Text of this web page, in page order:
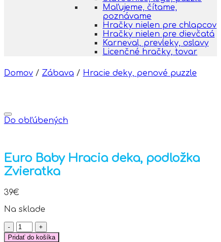
Maľujeme, čítame,
poznávame
Hračky nielen pre chlapcov
Hračky nielen pre dievčatá
Karneval, prevleky, oslavy
Licenčné hračky, tovar
Domov / Zábava / Hracie deky, penové puzzle
Do obľúbených
Euro Baby Hracia deka, podložka
Zvieratka
39€
Na sklade
množstvo
Euro
Pridať do košíka